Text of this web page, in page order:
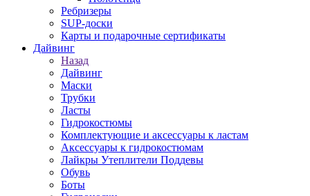
Ребризеры
SUP-доски
Карты и подарочные сертификаты
Дайвинг
Назад
Дайвинг
Маски
Трубки
Ласты
Гидрокостюмы
Комплектующие и аксессуары к ластам
Аксессуары к гидрокостюмам
Лайкры Утеплители Поддевы
Обувь
Боты